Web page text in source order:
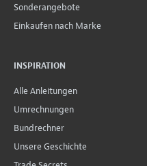
Sonderangebote
Einkaufen nach Marke
INSPIRATION
Alle Anleitungen
Umrechnungen
Bundrechner
Unsere Geschichte